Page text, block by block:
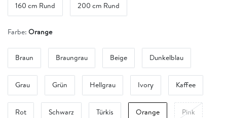
160 cm Rund 200 cm Rund
Farbe: Orange
Braun Braungrau Beige Dunkelblau
Grau Grün Hellgrau Ivory Kaffee
Rot Schwarz Türkis Orange Pink